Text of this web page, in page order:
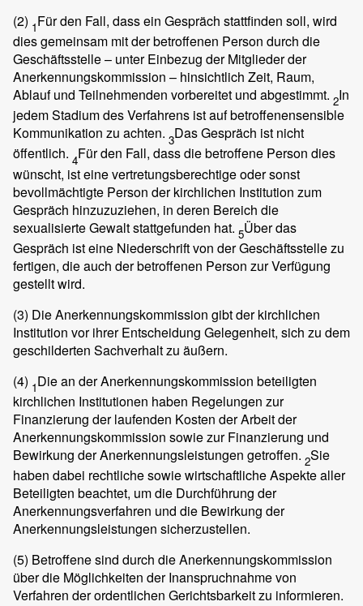
(2) 1Für den Fall, dass ein Gespräch stattfinden soll, wird
dies gemeinsam mit der betroffenen Person durch die
Geschäftsstelle – unter Einbezug der Mitglieder der
Anerkennungskommission – hinsichtlich Zeit, Raum,
Ablauf und Teilnehmenden vorbereitet und abgestimmt. 2In
jedem Stadium des Verfahrens ist auf betroffenensensible
Kommunikation zu achten. 3Das Gespräch ist nicht
öffentlich. 4Für den Fall, dass die betroffene Person dies
wünscht, ist eine vertretungsberechtige oder sonst
bevollmächtigte Person der kirchlichen Institution zum
Gespräch hinzuzuziehen, in deren Bereich die
sexualisierte Gewalt stattgefunden hat. 5Über das
Gespräch ist eine Niederschrift von der Geschäftsstelle zu
fertigen, die auch der betroffenen Person zur Verfügung
gestellt wird.
(3) Die Anerkennungskommission gibt der kirchlichen
Institution vor ihrer Entscheidung Gelegenheit, sich zu dem
geschilderten Sachverhalt zu äußern.
(4) 1Die an der Anerkennungskommission beteiligten
kirchlichen Institutionen haben Regelungen zur
Finanzierung der laufenden Kosten der Arbeit der
Anerkennungskommission sowie zur Finanzierung und
Bewirkung der Anerkennungsleistungen getroffen. 2Sie
haben dabei rechtliche sowie wirtschaftliche Aspekte aller
Beteiligten beachtet, um die Durchführung der
Anerkennungsverfahren und die Bewirkung der
Anerkennungsleistungen sicherzustellen.
(5) Betroffene sind durch die Anerkennungskommission
über die Möglichkeiten der Inanspruchnahme von
Verfahren der ordentlichen Gerichtsbarkeit zu informieren.